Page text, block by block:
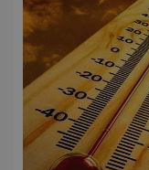
Τα απολύτως
βασικές
σύνδεση
Ο ιστότοπος
χωρίς τα
usprivacy